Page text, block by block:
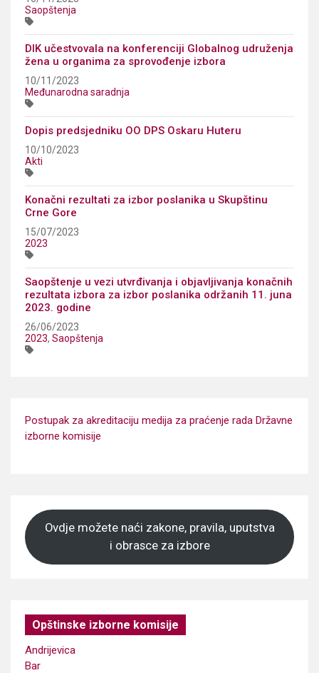
Postupak za akreditaciju medija za praćenje rada Državne
izborne komisije
Ovdje možete naći zakone, pravila, uputstva
i obrasce za izbore
Saopštenja
DIK učestvovala na konferenciji Globalnog udruženja
žena u organima za sprovođenje izbora
10/11/2023
Međunarodna saradnja
Dopis predsjedniku OO DPS Oskaru Huteru
10/10/2023
Akti
Konačni rezultati za izbor poslanika u Skupštinu
Crne Gore
15/07/2023
2023
Saopštenje u vezi utvrđivanja i objavljivanja konačnih
rezultata izbora za izbor poslanika održanih 11. juna
2023. godine
26/06/2023
2023, Saopštenja
Opštinske izborne komisije
Andrijevica
Bar